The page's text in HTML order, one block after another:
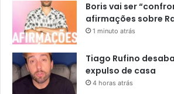
Boris vai ser
afirmações sobre
1 minuto atrás
Tiago Rufino
expulso de casa
4 horas atrás